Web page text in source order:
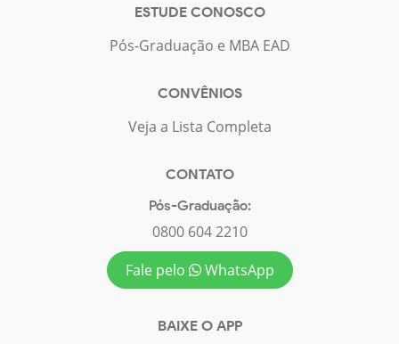
ESTUDE CONOSCO
Pós-Graduação e MBA EAD
CONVÊNIOS
Veja a Lista Completa
CONTATO
Pós-Graduação:
0800 604 2210
Fale pelo
WhatsApp
BAIXE O APP